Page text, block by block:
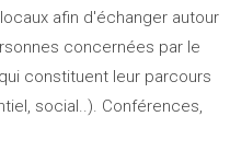
afin d'échanger autour
concernées par le
constituent leur parcours
social..). Conférences,